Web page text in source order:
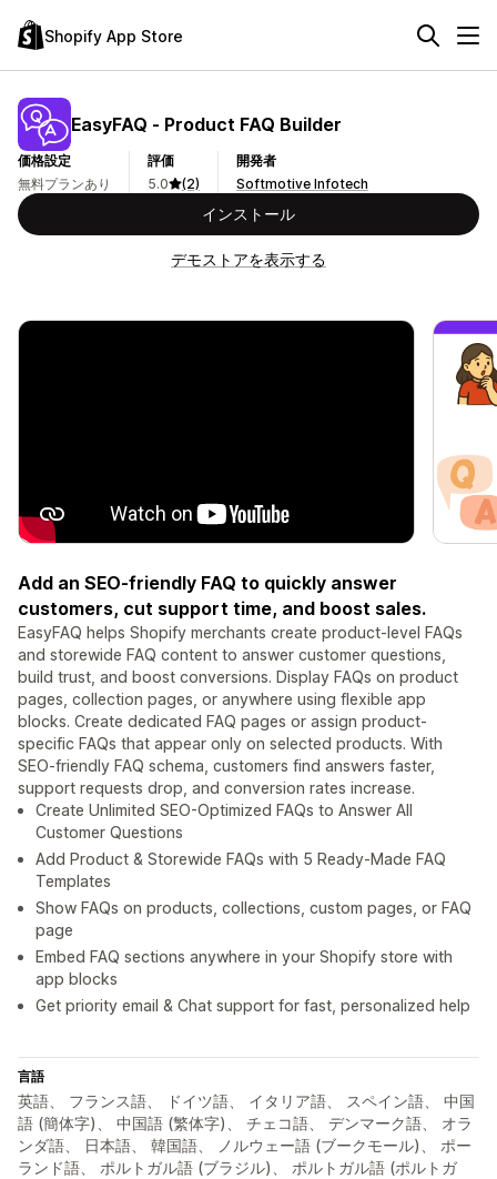
Shopify App Store
EasyFAQ ‑ Product FAQ Builder
価格設定
無料プランあり
評価
5.0
(2)
開発者
Softmotive Infotech
インストール
デモストアを表示する
Add an SEO-friendly FAQ to quickly answer
customers, cut support time, and boost sales.
EasyFAQ helps Shopify merchants create product-level FAQs
and storewide FAQ content to answer customer questions,
build trust, and boost conversions. Display FAQs on product
pages, collection pages, or anywhere using flexible app
blocks. Create dedicated FAQ pages or assign product-
specific FAQs that appear only on selected products. With
SEO-friendly FAQ schema, customers find answers faster,
support requests drop, and conversion rates increase.
Create Unlimited SEO-Optimized FAQs to Answer All
Customer Questions
Add Product & Storewide FAQs with 5 Ready-Made FAQ
Templates
Show FAQs on products, collections, custom pages, or FAQ
page
Embed FAQ sections anywhere in your Shopify store with
app blocks
Get priority email & Chat support for fast, personalized help
言語
英語、 フランス語、 ドイツ語、 イタリア語、 スペイン語、 中国
語 (簡体字)、 中国語 (繁体字)、 チェコ語、 デンマーク語、 オラ
ンダ語、 日本語、 韓国語、 ノルウェー語 (ブークモール)、 ポー
ランド語、 ポルトガル語 (ブラジル)、 ポルトガル語 (ポルトガ